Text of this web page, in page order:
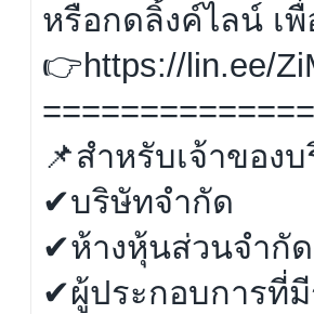
หรือกดลิ้งค์ไลน์ เ
👉https://lin.ee/
📌สำหรับเจ้าของ
✔บริษัทจำกัด
✔ห้างหุ้นส่วนจำกัด
✔ผู้ประกอบการที่